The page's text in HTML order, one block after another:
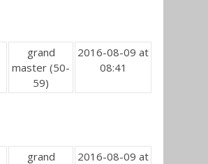
grand
master (50-
59)
2016-08-09 at
08:41
grand
2016-08-09 at